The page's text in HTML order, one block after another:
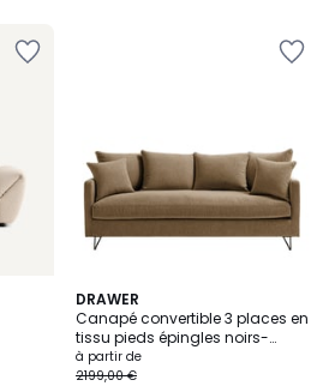
DRAWER
Canapé convertible 3 places en
tissu pieds épingles noirs-
VILLABON
à partir de
2199,00 €
2
Couleurs